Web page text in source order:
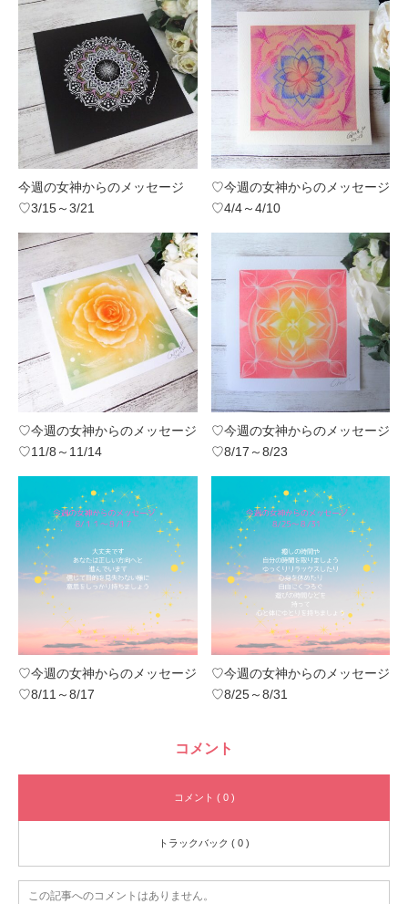
今週の女神からのメッセージ
♡3/15～3/21
♡今週の女神からのメッセージ
♡4/4～4/10
♡今週の女神からのメッセージ
♡11/8～11/14
♡今週の女神からのメッセージ
♡8/17～8/23
♡今週の女神からのメッセージ
♡8/11～8/17
♡今週の女神からのメッセージ
♡8/25～8/31
コメント
コメント ( 0 )
トラックバック ( 0 )
この記事へのコメントはありません。